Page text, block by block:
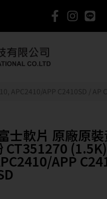
APC2410/APP C2410SD / AP
士軟片 原廠原
CT351270
APP